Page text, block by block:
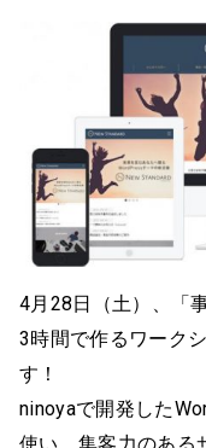
4月28日（土）、「
3時間で作るワーク
す！
ninoyaで開発した